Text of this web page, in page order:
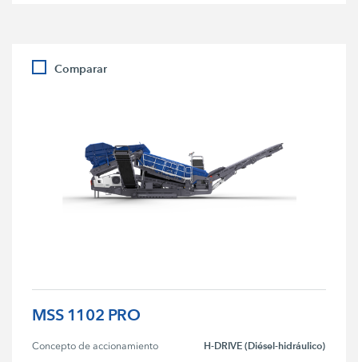
Comparar
MSS 1102 PRO
Concepto de accionamiento H-DRIVE (Diésel-hidráulico)